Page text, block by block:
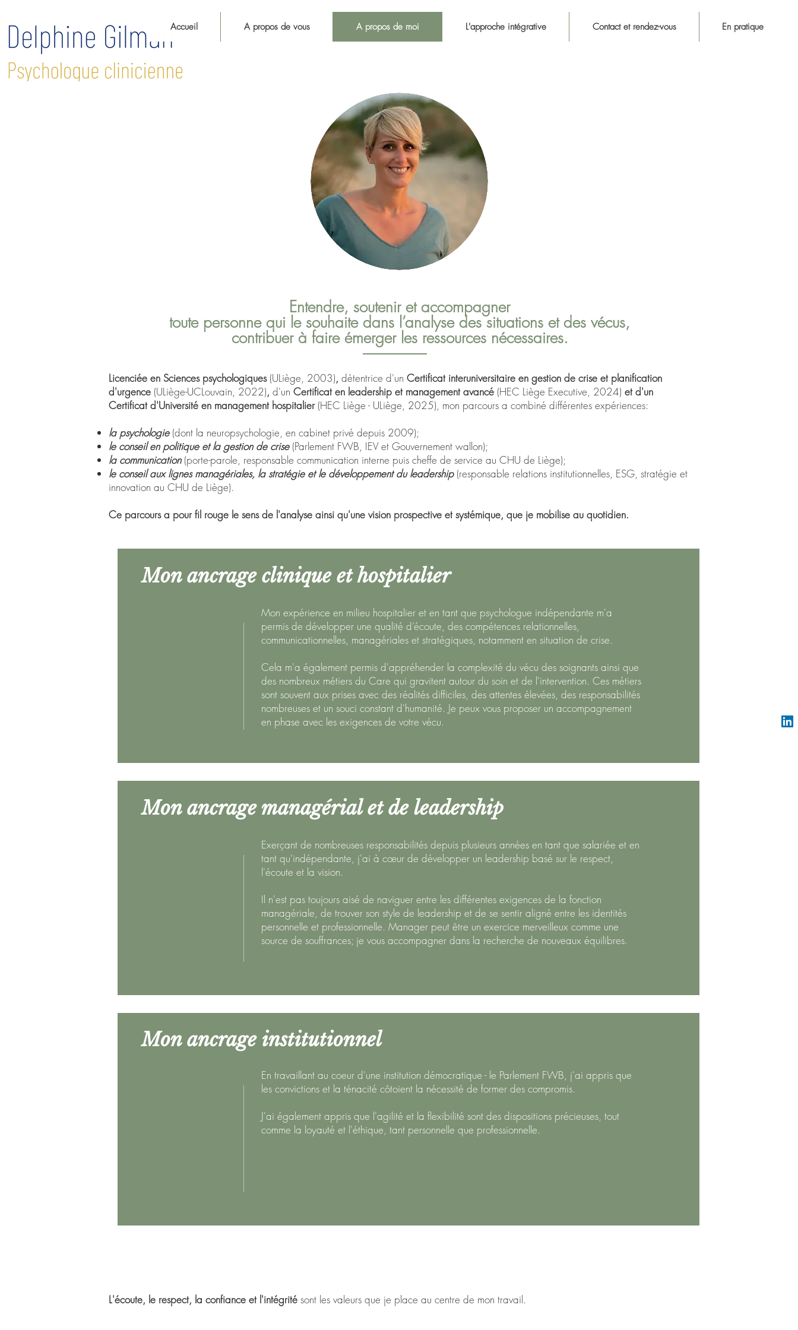
Accueil A propos de vous A propos de moi L'approche intégrative Contact et rendez-vous En pratique
Entendre, soutenir et accompagner
toute personne qui le souhaite dans l’analyse des situations et des vécus,
contribuer à faire émerger les ressources nécessaires.
Licenciée en Sciences psychologiques (ULiège, 2003), détentrice d'un Certificat interuniversitaire en gestion de crise et planification
d'urgence (ULiège-UCLouvain, 2022), d'un Certificat en leadership et management avancé (HEC Liège Executive, 2024) et d'un
Certificat d'Université en management hospitalier (HEC Liège - ULiège, 2025), mon parcours a combiné différentes expériences:
la psychologie (dont la neuropsychologie, en cabinet privé depuis 2009);
le conseil en politique et la gestion de crise (Parlement FWB, IEV et Gouvernement wallon);
la communication(porte-parole, responsable communication interne puis cheffe de service au CHU de Liège);
le conseil aux lignes managériales, la stratégie et le développement du leadership(responsable relations institutionnelles, ESG, stratégie et
innovation au CHU de Liège).
Ce parcours a pour fil rouge le sens de l'analyse ainsi qu'une vision prospective et systémique, que je mobilise au quotidien.
Mon ancrage clinique et hospitalier
Mon expérience en milieu hospitalier et en tant que psychologue indépendante m'a
permis de développer une qualité d’écoute, des compétences relationnelles,
communicationnelles, managériales et stratégiques, notamment en situation de crise.
Cela m'a également permis d'appréhender la complexité du vécu des soignants ainsi que
des nombreux métiers du Care qui gravitent autour du soin et de l'intervention. Ces métiers
sont souvent aux prises avec des réalités difficiles, des attentes élevées, des responsabilités
nombreuses et un souci constant d'humanité. Je peux vous proposer un accompagnement
en phase avec les exigences de votre vécu.
Mon ancrage managérial et de leadership
Exerçant de nombreuses responsabilités depuis plusieurs années en tant que salariée et en
tant qu'indépendante, j'ai à cœur de développer un leadership basé sur le respect,
l'écoute et la vision.
Il n'est pas toujours aisé de naviguer entre les différentes exigences de la fonction
managériale, de trouver son style de leadership et de se sentir aligné entre les identités
personnelle et professionnelle. Manager peut être un exercice merveilleux comme une
source de souffrances; je vous accompagner dans la recherche de nouveaux équilibres.
Mon ancrage institutionnel
En travaillant au coeur d'une institution démocratique - le Parlement FWB, j'ai appris que
les convictions et la ténacité côtoient la nécessité de former des compromis.
J'ai également appris que l'agilité et la flexibilité sont des dispositions précieuses, tout
comme la loyauté et l'éthique, tant personnelle que professionnelle.
L'écoute, le respect, la confiance et l'intégrité sont les valeurs que je place au centre de mon travail.